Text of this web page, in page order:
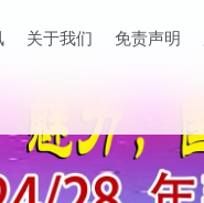
关于我们 免责声明